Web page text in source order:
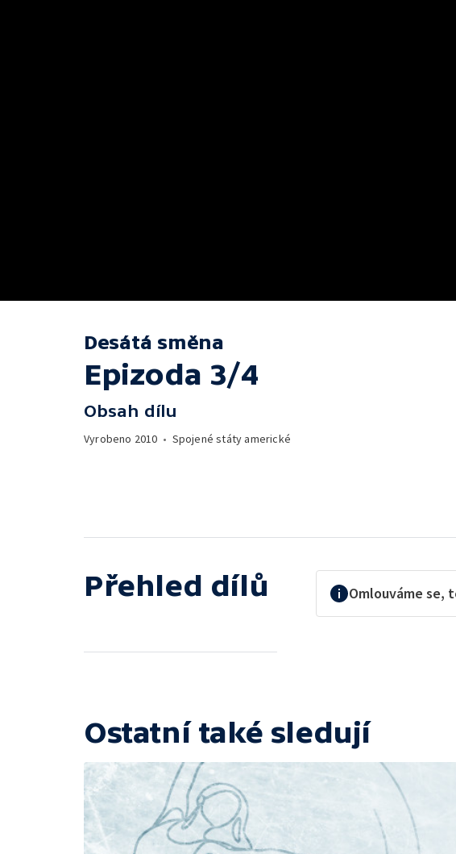
Desátá směna
Epizoda 3/4
Obsah dílu
Vyrobeno 2010 • Spojené státy americké
Přehled dílů Omlouváme se,
Ostatní také sledují